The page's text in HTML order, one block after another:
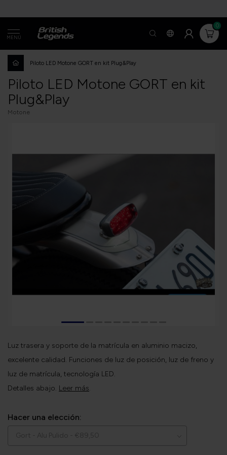
MENÚ
0
Piloto LED Motone GORT en kit Plug&Play
Piloto LED Motone GORT en kit
Plug&Play
Motone
Luz trasera y soporte de la matrícula en aluminio macizo,
excelente calidad. Funciones de luz de posición, luz de freno y
luz de matrícula, tecnología LED.
Detalles abajo. Leer más.
Hacer una elección: